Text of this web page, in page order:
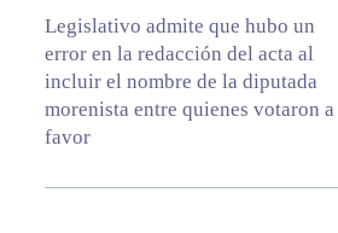
Legislativo admite que hubo un
error en la redacción del acta al
incluir el nombre de la diputada
morenista entre quienes votaron a
favor